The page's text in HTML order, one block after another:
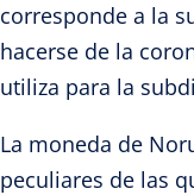
corresponde a la
hacerse de la
utiliza para la
La moneda de
peculiares de las